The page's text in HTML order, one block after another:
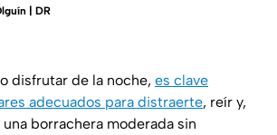
| DR
disfrutar de la noche, es clave
adecuados para distraerte, reír y,
borrachera moderada sin